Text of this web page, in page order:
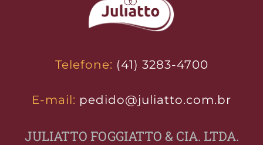
Telefone: (41) 3283-4700
E-mail: pedido@juliatto.com.br
JULIATTO FOGGIATTO & CIA. LTDA.